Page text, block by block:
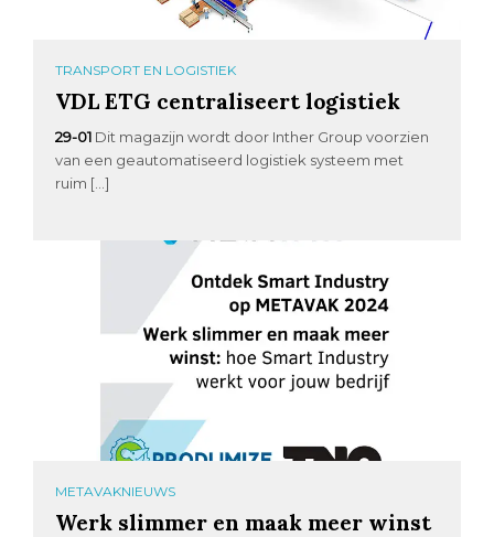
TRANSPORT EN LOGISTIEK
VDL ETG centraliseert logistiek
29-01 Dit magazijn wordt door Inther Group voorzien
van een geautomatiseerd logistiek systeem met
ruim […]
METAVAKNIEUWS
Werk slimmer en maak meer winst